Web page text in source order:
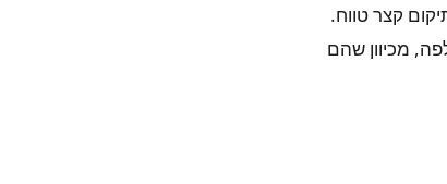
קצר טווח.
עוד 15 שנים תשקול החלפה, מכיוון שהם